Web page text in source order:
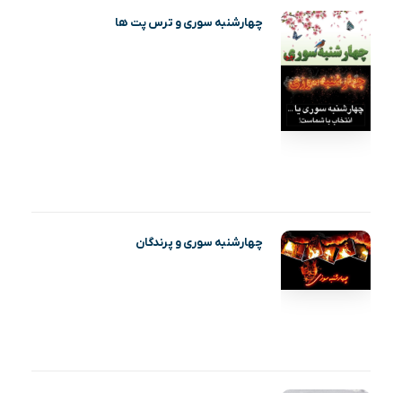
چهارشنبه‌ سوری و ترس پت‌ ها
چهارشنبه‌ سوری و پرندگان